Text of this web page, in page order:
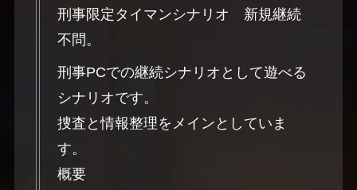
刑事限定タイマンシナリオ 新規継続
不問。
刑事PCでの継続シナリオとして遊べる
シナリオです。
捜査と情報整理をメインとしていま
す。
概要